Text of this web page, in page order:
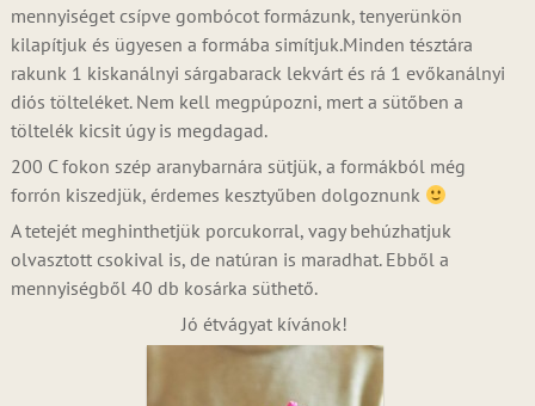
mennyiséget csípve gombócot formázunk, tenyerünkön
kilapítjuk és ügyesen a formába simítjuk.Minden tésztára
rakunk 1 kiskanálnyi sárgabarack lekvárt és rá 1 evőkanálnyi
diós tölteléket. Nem kell megpúpozni, mert a sütőben a
töltelék kicsit úgy is megdagad.
200 C fokon szép aranybarnára sütjük, a formákból még
forrón kiszedjük, érdemes kesztyűben dolgoznunk
A tetejét meghinthetjük porcukorral, vagy behúzhatjuk
olvasztott csokival is, de natúran is maradhat. Ebből a
mennyiségből 40 db kosárka süthető.
Jó étvágyat kívánok!